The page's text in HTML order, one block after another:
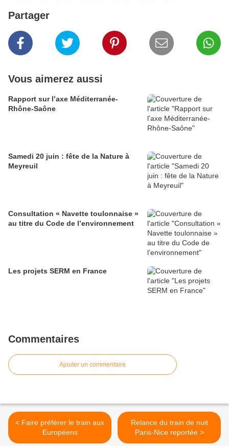
Partager
Vous aimerez aussi
Rapport sur l’axe Méditerranée-
Rhône-Saône
Samedi 20 juin : fête de la Nature à
Meyreuil
Consultation « Navette toulonnaise »
au titre du Code de l’environnement
Les projets SERM en France
Commentaires
Ajouter un commentaire
< Faire préférer le train aux
Européens
Relance du train de nuit
Paris-Nice reportée >